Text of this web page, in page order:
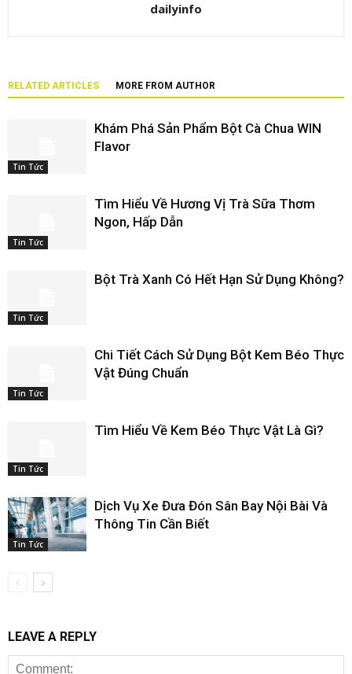
dailyinfo
RELATED ARTICLES MORE FROM AUTHOR
Tin Tức
Khám Phá Sản Phẩm Bột Cà Chua WIN
Flavor
Tin Tức
Tìm Hiểu Về Hương Vị Trà Sữa Thơm
Ngon, Hấp Dẫn
Tin Tức
Bột Trà Xanh Có Hết Hạn Sử Dụng Không?
Tin Tức
Chi Tiết Cách Sử Dụng Bột Kem Béo Thực
Vật Đúng Chuẩn
Tin Tức
Tìm Hiểu Về Kem Béo Thực Vật Là Gì?
Tin Tức
Dịch Vụ Xe Đưa Đón Sân Bay Nội Bài Và
Thông Tin Cần Biết
LEAVE A REPLY